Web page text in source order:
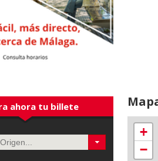
ahora tu billete
+
−